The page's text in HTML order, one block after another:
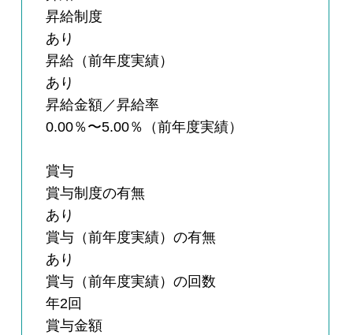
昇給制度
あり
昇給（前年度実績）
あり
昇給金額／昇給率
0.00％〜5.00％（前年度実績）
賞与
賞与制度の有無
あり
賞与（前年度実績）の有無
あり
賞与（前年度実績）の回数
年2回
賞与金額